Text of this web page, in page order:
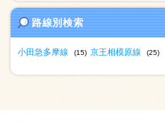
路線別検索
小田急多摩線 (15) 京王相模原線 (25)